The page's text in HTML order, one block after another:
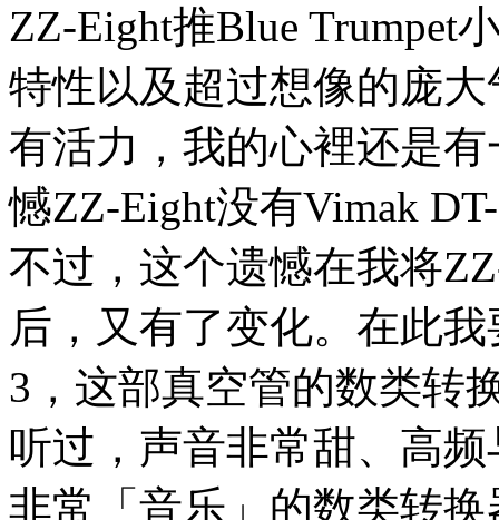
ZZ-Eight推Blue Trumpet
特性以及超过想像的庞
有活力，我的心裡还是
憾ZZ-Eight没有Vimak
不过，这个遗憾在我将
后，又有了变化。在此
3，这部真空管的数类转
听过，声音非常甜、高
非常「音乐」的数类转